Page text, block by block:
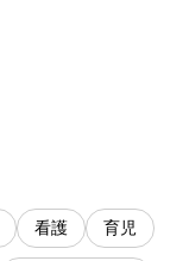
看護 育児